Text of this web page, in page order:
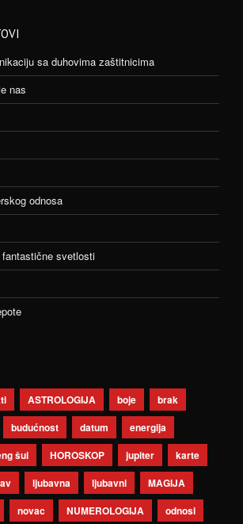
sa duhovima zaštitnicima
nas
odnosa
svetlosti
ASTROLOGIJA boje
brak
budućnost datum
energija
šui HOROSKOP jupiter
karte
ljubavna ljubavni
MAGIJA
novac NUMEROLOGIJA odnosi